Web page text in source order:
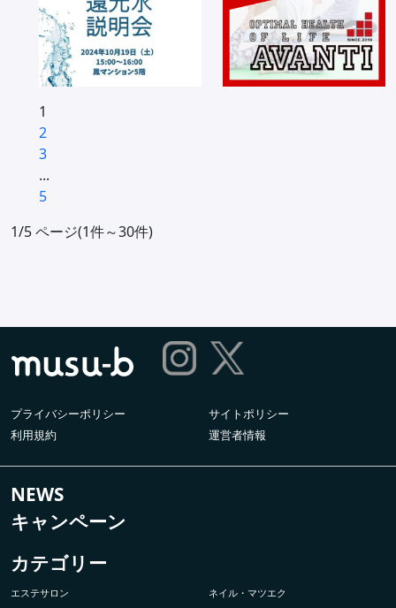
1
2
3
...
5
1/5 ページ(1件～30件)
プライバシーポリシー
サイトポリシー
利用規約
運営者情報
NEWS
キャンペーン
カテゴリー
エステサロン ネイル・マツエク